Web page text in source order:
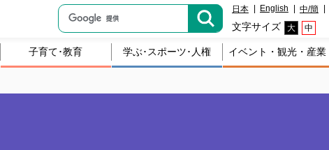
日本 English 中/簡
文字サイズ 大 中
子育て･教育 学ぶ･スポーツ･人権 イベント・観光・産業